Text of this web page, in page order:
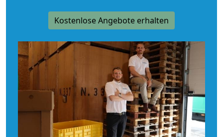
Kostenlose Angebote erhalten